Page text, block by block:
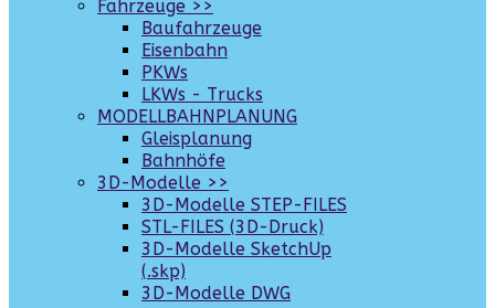
Fahrzeuge >>
Baufahrzeuge
Eisenbahn
PKWs
LKWs - Trucks
MODELLBAHNPLANUNG
Gleisplanung
Bahnhöfe
3D-Modelle >>
3D-Modelle STEP-FILES
STL-FILES (3D-Druck)
3D-Modelle SketchUp
(.skp)
3D-Modelle DWG